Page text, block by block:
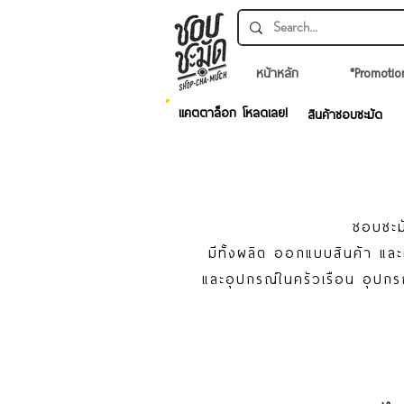
หน้าหลัก
สินค้าชอบชะมัด
แคตตาล็อก โหลดเลย!
ชอบช
มีทั้งผลิต ออกแบบสินค้า แล
และอุปกรณ์ในครัวเรือน อุปก